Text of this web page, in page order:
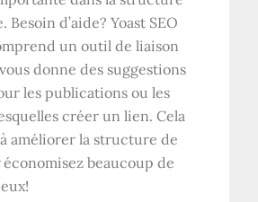
Besoin d’aide? Yoast SEO
un outil de liaison
donne des suggestions
les publications ou les
créer un lien. Cela
améliorer la structure de
économisez beaucoup de